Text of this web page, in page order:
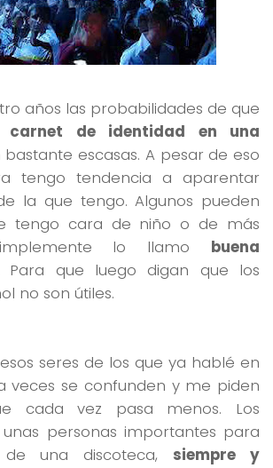
años las probabilidades de que
de identidad en una
bastante escasas. A pesar de eso
tengo tendencia a aparentar
la que tengo. Algunos pueden
tengo cara de niño o de más
lo llamo buena
Para que luego digan que los
no son útiles.
seres de los que ya hablé en
veces se confunden y me piden
cada vez pasa menos. Los
personas importantes para
una discoteca, siempre y